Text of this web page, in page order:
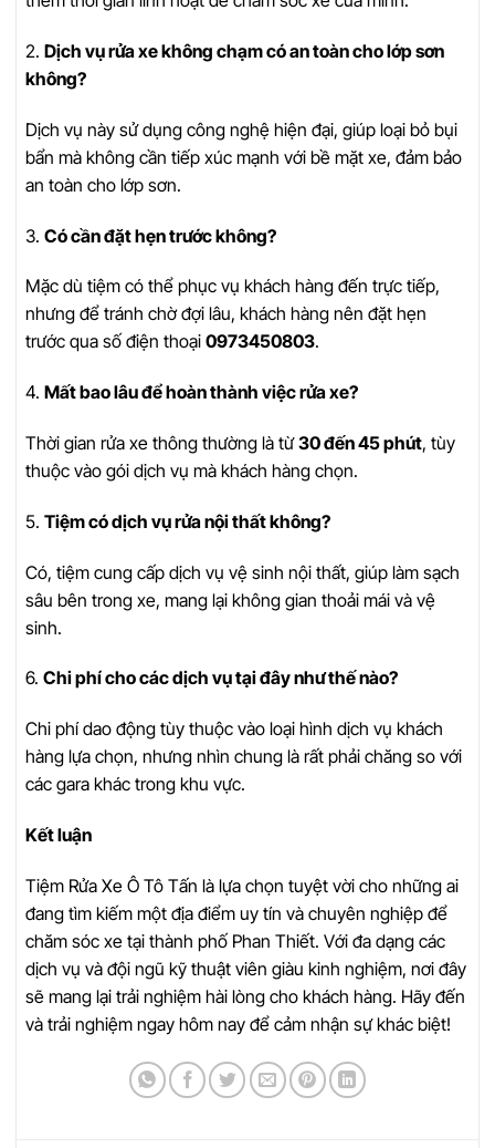
2. Dịch vụ rửa xe không chạm có an toàn cho lớp sơn
không?
Dịch vụ này sử dụng công nghệ hiện đại, giúp loại bỏ bụi
bẩn mà không cần tiếp xúc mạnh với bề mặt xe, đảm bảo
an toàn cho lớp sơn.
3. Có cần đặt hẹn trước không?
Mặc dù tiệm có thể phục vụ khách hàng đến trực tiếp,
nhưng để tránh chờ đợi lâu, khách hàng nên đặt hẹn
trước qua số điện thoại 0973450803.
4. Mất bao lâu để hoàn thành việc rửa xe?
Thời gian rửa xe thông thường là từ30 đến 45 phút, tùy
thuộc vào gói dịch vụ mà khách hàng chọn.
5. Tiệm có dịch vụ rửa nội thất không?
Có, tiệm cung cấp dịch vụ vệ sinh nội thất, giúp làm sạch
sâu bên trong xe, mang lại không gian thoải mái và vệ
sinh.
6. Chi phí cho các dịch vụ tại đây như thế nào?
Chi phí dao động tùy thuộc vào loại hình dịch vụ khách
hàng lựa chọn, nhưng nhìn chung là rất phải chăng so với
các gara khác trong khu vực.
Kết luận
Tiệm Rửa Xe Ô Tô Tấn là lựa chọn tuyệt vời cho những ai
đang tìm kiếm một địa điểm uy tín và chuyên nghiệp để
chăm sóc xe tại thành phố Phan Thiết. Với đa dạng các
dịch vụ và đội ngũ kỹ thuật viên giàu kinh nghiệm, nơi đây
sẽ mang lại trải nghiệm hài lòng cho khách hàng. Hãy đến
và trải nghiệm ngay hôm nay để cảm nhận sự khác biệt!